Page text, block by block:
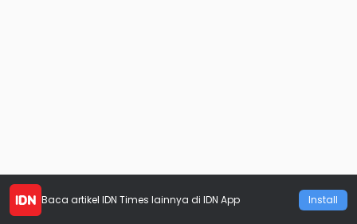
Baca artikel IDN Times lainnya di IDN App Install